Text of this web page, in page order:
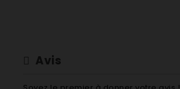
91376084200 AW3085T1
Avis